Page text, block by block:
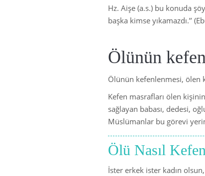
Hz. Aişe (a.s.) bu konuda
başka kimse yıkamazdı.’’
Ölünün
Ölünün kefenlenmesi, ölen
Kefen masrafları ölen
sağlayan babası, dedesi,
Müslümanlar bu görevi
Ölü Nasıl
İster erkek ister kadın